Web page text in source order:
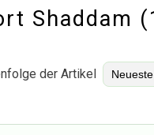
Shaddam
der Artikel